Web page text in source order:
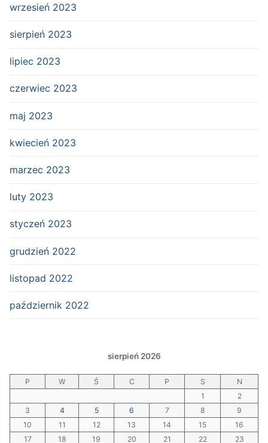
wrzesień 2023
sierpień 2023
lipiec 2023
czerwiec 2023
maj 2023
kwiecień 2023
marzec 2023
luty 2023
styczeń 2023
grudzień 2022
listopad 2022
październik 2022
sierpień 2026
P W Ś C P S
N
1
2
3
4 5 6 7 8
9
10
11 12 13 14 15
16
17
18 19 20 21 22 23